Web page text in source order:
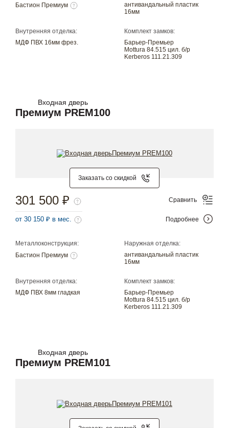
Бастион Премиум
антивандальный пластик
16мм
Внутренняя отделка:
МДФ ПВХ 16мм фрез.
Комплект замков:
Барьер-Премьер
Mottura 84.515 цил. б/р
Kerberos 111.21.309
Входная дверь
Премиум PREM100
Заказать со скидкой
Металлоконструкция:
Бастион Премиум
Наружная отделка:
антивандальный пластик
16мм
Внутренняя отделка:
МДФ ПВХ 8мм гладкая
Комплект замков:
Барьер-Премьер
Mottura 84.515 цил. б/р
Kerberos 111.21.309
301 500 ₽
от 30 150 ₽ в мес.
Сравнить
Подробнее
Входная дверь
Премиум PREM101